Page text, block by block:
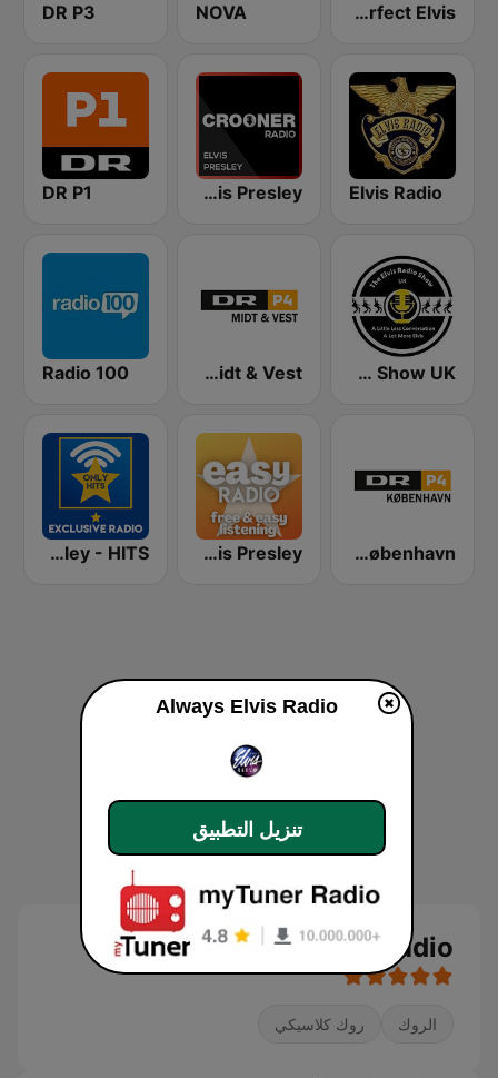
Perfect Elvis
NOVA
DR P3
Elvis Radio
Crooner Radio Elvis Presley
DR P1
The Elvis Radio Show UK
DR P4 Midt & Vest
Radio 100
DR P4 København
Easy Elvis Presley
Exclusively Elvis Presley - HITS
Always Elvis Radio بث حي
الروك روك كلاسيكي
Always Elvis Radio
تنزيل التطبيق